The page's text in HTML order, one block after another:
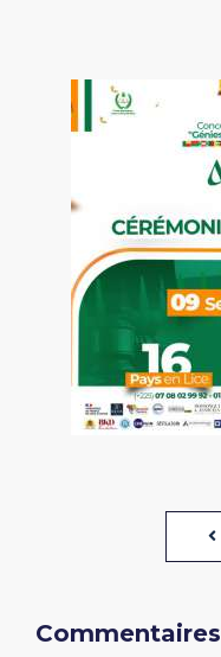
Commentaires